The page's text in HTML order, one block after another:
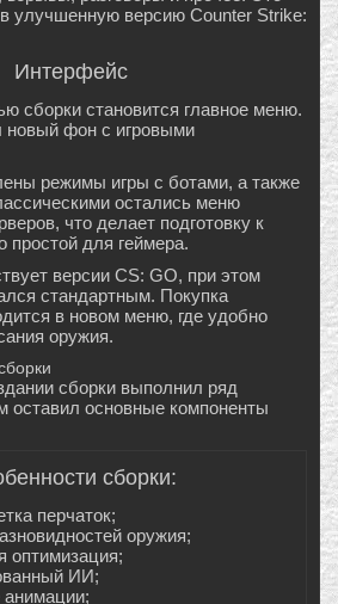
в улучшенную версию Counter Strike:
Интерфейс
сборки становится главное меню.
новый фон с игровыми
режимы игры с ботами, а также
остались меню
что делает подготовку к
простой для геймера.
версии CS: GO, при этом
стандартным. Покупка
в новом меню, где удобно
оружия.
сборки выполнил ряд
оставил основные компоненты
сборки:
перчаток;
оружия;
оптимизация;
ИИ;